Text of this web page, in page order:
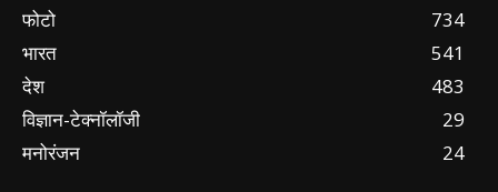
फोटो
734
भारत
541
देश
483
विज्ञान-टेक्नॉलॉजी
29
मनोरंजन
24